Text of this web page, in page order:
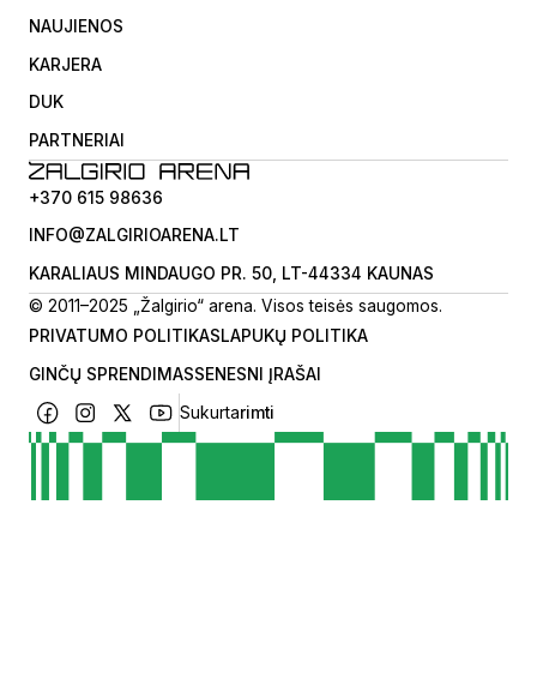
NAUJIENOS
KARJERA
DUK
PARTNERIAI
+370 615 98636
INFO@ZALGIRIOARENA.LT
KARALIAUS MINDAUGO PR. 50, LT-44334 KAUNAS
© 2011–2025 „Žalgirio“ arena. Visos teisės saugomos.
PRIVATUMO POLITIKASLAPUKŲ POLITIKA
GINČŲ SPRENDIMASSENESNI ĮRAŠAI
Sukurtarimti